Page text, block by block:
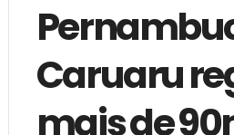
Caruaru
mais de